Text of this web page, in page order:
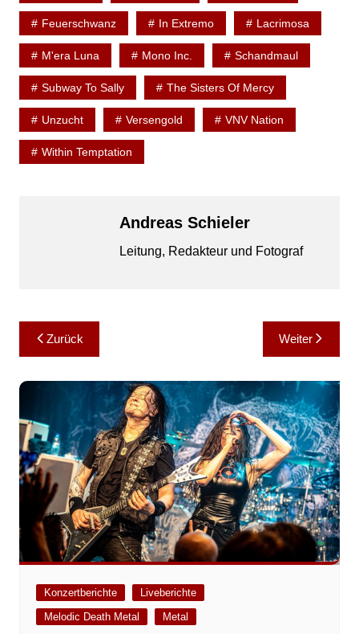
Feuerschwanz In Extremo Lacrimosa
M'era Luna Mono Inc. Schandmaul
Subway To Sally The Sisters Of Mercy
Unzucht Versengold VNV Nation
Within Temptation
Andreas Schieler
Leitung, Redakteur und Fotograf
Beitragsnavigation
Zurück Weiter
Konzertberichte
Liveberichte
Melodic Death Metal
Metal